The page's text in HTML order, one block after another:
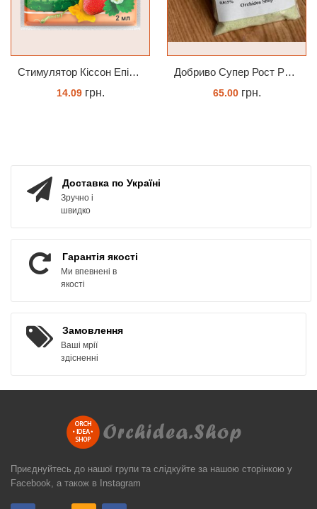
Cтимулятор Кіссон Епін +
14.09грн.
Добриво Супер Рост Peters Hi Nitro 30-10-10 + мікроелементи
65.00грн.
Доставка по Україні
Зручно і
швидко
Гарантія якості
Ми впевнені в
якості
Замовлення
Ваші мрії
здісненні
Приєднуйтесь до нашої групи та слідкуйте за нашою сторінкою у
Facebook, а також в Instagram